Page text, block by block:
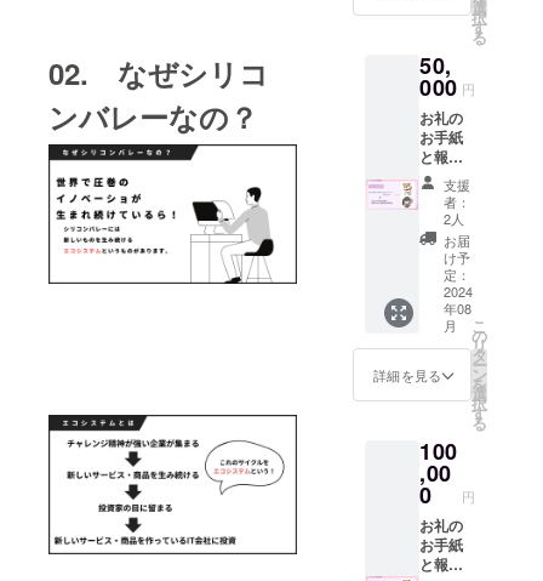
02. なぜシリコ
ンバレーなの？
す。
選
択
す
る
50,
000 円
お礼の
お手紙
と報告
書と現
地で
撮った
素敵な
お写真5
枚に加
えて、
SNSな
どで使
用でき
るご支
援者様
ンを作
成させ
て頂き
ます！
愛犬を
イラス
トにし
支援
者：
2人
お届
け予
定：
2024
年08
月
詳細を見る
こ
の
リ
タ
ー
ン
を
選
択
す
る
100
,00
0 円
お礼の
お手紙
と報告